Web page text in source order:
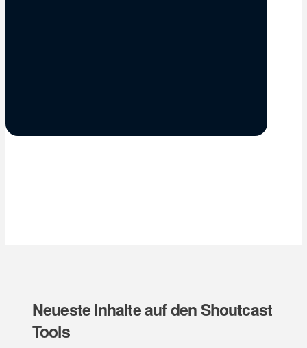
Neueste Inhalte auf den Shoutcast
Tools